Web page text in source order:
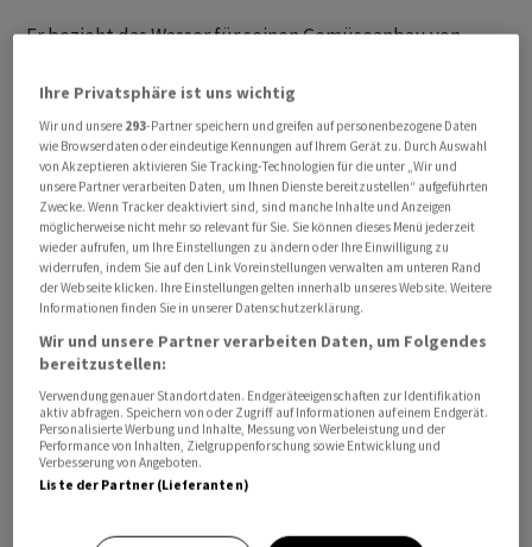
Er bezieht das Wasser für seinen Gemüseanbau von
aufgebaut hatten. Er und weitere Berufskollegen
können so Wasser aus dem Murtensee und der Broye in
ein grosses Wasserbecken speisen, das durch
Bodenleitungen direkt auf die Felder gelangt. So
sollten sie auch Hitzeperioden wie die aktuelle
überstehen können.
Andernorts wurde die Entnahme von Wasser aus
Gewässern bereits eingeschränkt oder gar verboten,
beispielsweise in den Kantonen Luzern und St. Gallen.
Im Gewächshaus ist es einfacher
Für den Gemüsebauer Claude Janin aus Perly GE ist die
bewältigen. Grund dafür ist seine Anbaumethode im
Ihre Privatsphäre ist uns wichtig
Wir und unsere 293-Partner speichern und greifen auf personenbezogene Daten
wie Browserdaten oder eindeutige Kennungen auf Ihrem Gerät zu. Durch Auswahl
von Akzeptieren aktivieren Sie Tracking-Technologien für die unter „Wir und
unsere Partner verarbeiten Daten, um Ihnen Dienste bereitzustellen“ aufgeführten
Zwecke. Wenn Tracker deaktiviert sind, sind manche Inhalte und Anzeigen
möglicherweise nicht mehr so relevant für Sie. Sie können dieses Menü jederzeit
wieder aufrufen, um Ihre Einstellungen zu ändern oder Ihre Einwilligung zu
widerrufen, indem Sie auf den Link Voreinstellungen verwalten am unteren Rand
der Webseite klicken. Ihre Einstellungen gelten innerhalb unseres Website. Weitere
Informationen finden Sie in unserer Datenschutzerklärung.
Wir und unsere Partner verarbeiten Daten, um Folgendes
bereitzustellen:
Verwendung genauer Standortdaten. Endgeräteeigenschaften zur Identifikation
aktiv abfragen. Speichern von oder Zugriff auf Informationen auf einem Endgerät.
Personalisierte Werbung und Inhalte, Messung von Werbeleistung und der
Performance von Inhalten, Zielgruppenforschung sowie Entwicklung und
Verbesserung von Angeboten.
Liste der Partner (Lieferanten)